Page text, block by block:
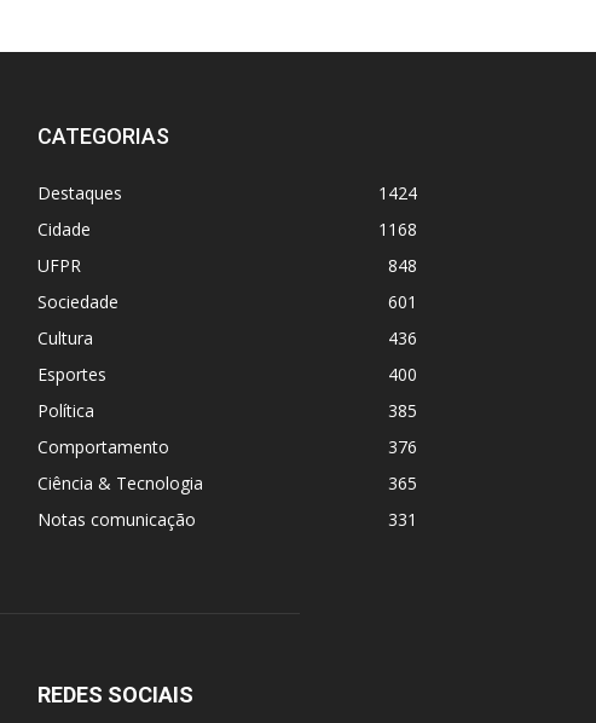
CATEGORIAS
Destaques
1424
Cidade
1168
UFPR
848
Sociedade
601
Cultura
436
Esportes
400
Política
385
Comportamento
376
Ciência & Tecnologia
365
Notas comunicação
331
REDES SOCIAIS